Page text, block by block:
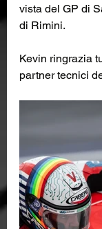
vista del GP di
di Rimini.
Kevin ringrazia
partner tecnici